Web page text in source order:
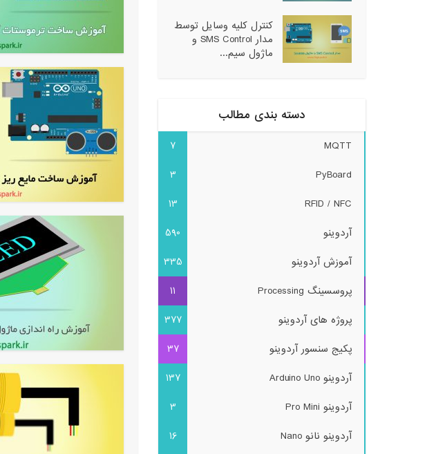
کنترل کلیه وسایل توسط
مدار SMS Control و
ماژول سیم...
دسته بندی مطالب
MQTT
7
PyBoard
3
RFID / NFC
13
آردوینو
590
آموزش آردوینو
335
پروسسینگ Processing
11
پروژه های آردوینو
377
پکیج سنسور آردوینو
37
آردوینو Arduino Uno
137
آردوینو Pro Mini
3
آردوینو نانو Nano
16